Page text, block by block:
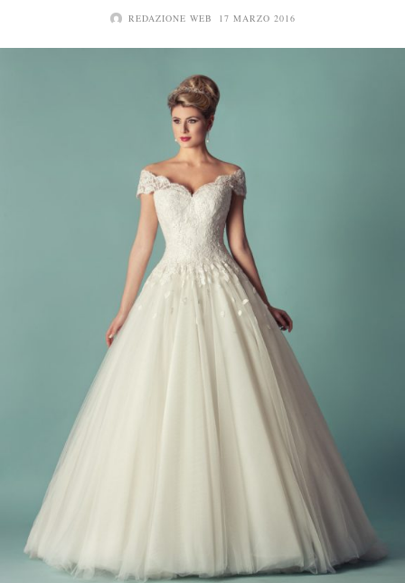
REDAZIONE WEB 17 MARZO 2016